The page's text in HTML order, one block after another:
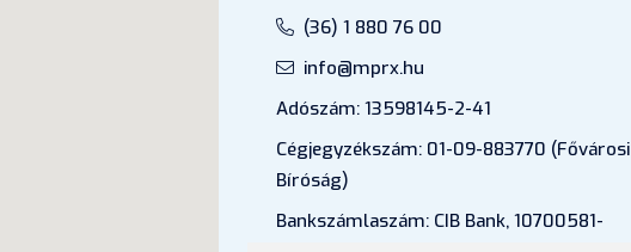
(36) 1 880 76 00
info@mprx.hu
Adószám: 13598145-2-41
Cégjegyzékszám: 01-09-883770 (Fővárosi
Bíróság)
Bankszámlaszám: CIB Bank, 10700581-